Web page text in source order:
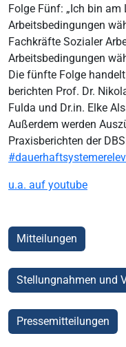
Folge Fünf: „Ich bin am
Arbeitsbedingungen
Fachkräfte Sozialer
Arbeitsbedingungen
Die fünfte Folge
berichten Prof. Dr.
Fulda und Dr.in. Elke
Außerdem werden
Praxisberichten der
u.a. auf youtube
Mitteilungen
Stellungnahmen und
Pressemitteilungen